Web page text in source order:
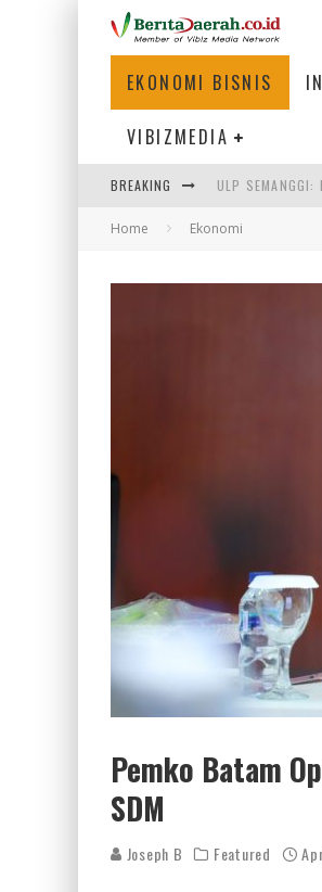
EKONOMI BISNIS
VIBIZMEDIA
BREAKING BAKMI PANGSIT
KETIKA
ULP
Home Ekonomi
Pemko Batam
SDM
Joseph B Featured